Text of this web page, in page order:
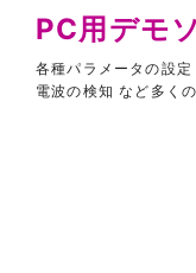
PC用デモ
各種パラメータの設
電波の検知 など多く